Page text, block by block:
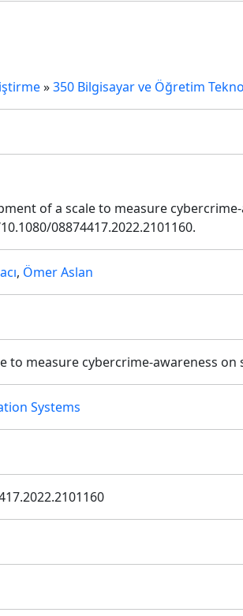
»350 Bilgisayar ve Öğretim
of a scale to measure
08874417.2022.2101160.
, Ömer Aslan
to measure cybercrime-awareness on
Systems